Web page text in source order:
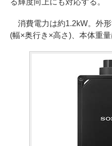
る輝度向上にも対応する。
消費電力は約1.2kW。外
(幅×奥行き×高さ)、本体重量